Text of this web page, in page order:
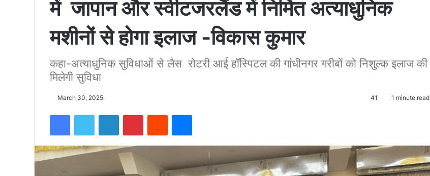
फीट
उंची
चोटी
में जापान और स्वीटजरलैंड में निर्मित अत्याधुनिक
मशीनों से होगा इलाज -विकास कुमार
कहा-अत्याधुनिक सुविधाओं से लैस रोटरी आई हॉस्पिटल की गांधीनगर गरीबों को निशुल्क इलाज की
मिलेगी सुविधा
March 30, 2025 41 1 minute read